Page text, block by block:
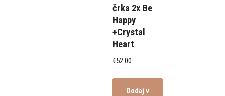
črka 2x Be
Happy
+Crystal
Heart
€52.00
Dodaj v